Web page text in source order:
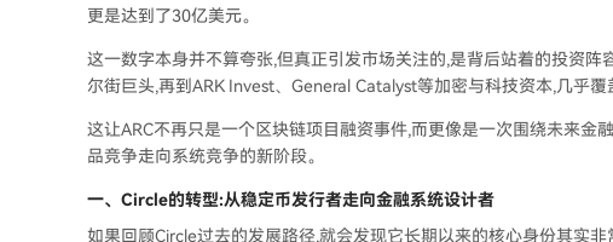
更是达到了30亿美元。
这一数字本身并不算夸张,但真正引发市场关注的,是背后站着的投资
尔街巨头,再到ARK Invest、General Catalyst等加密与科技资本,几乎覆
这让ARC不再只是一个区块链项目融资事件,而更像是一次围绕未来金
品竞争走向系统竞争的新阶段。
一、 Circle的转型:从稳定币发行者走向金融系统设计者
如果回顾Circle过去的发展路径,就会发现它长期以来的核心身份其实